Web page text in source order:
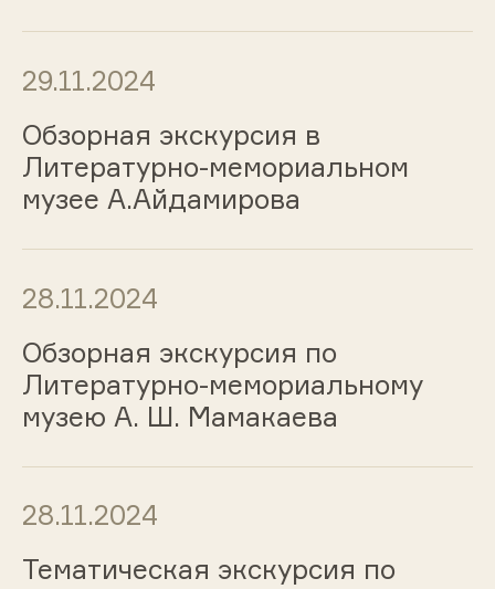
29.11.2024
Обзорная экскурсия в
Литературно-мемориальном
музее А.Айдамирова
28.11.2024
Обзорная экскурсия по
Литературно-мемориальному
музею А. Ш. Мамакаева
28.11.2024
Тематическая экскурсия по